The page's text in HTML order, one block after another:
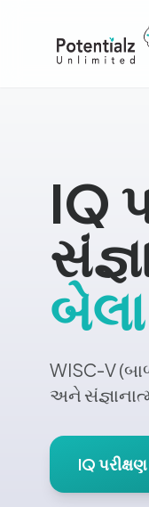
IQ
બેલા
WISC-V
અને
IQ